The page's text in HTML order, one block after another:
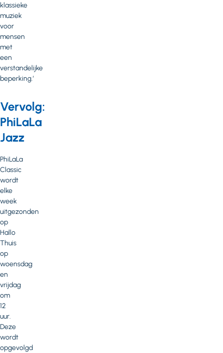
klassieke
muziek
voor
mensen
met
een
verstandelijke
beperking.’
Vervolg:
PhiLaLa
Jazz
PhiLaLa
Classic
wordt
elke
week
uitgezonden
op
Hallo
Thuis
op
woensdag
en
vrijdag
om
12
uur.
Deze
wordt
opgevolgd